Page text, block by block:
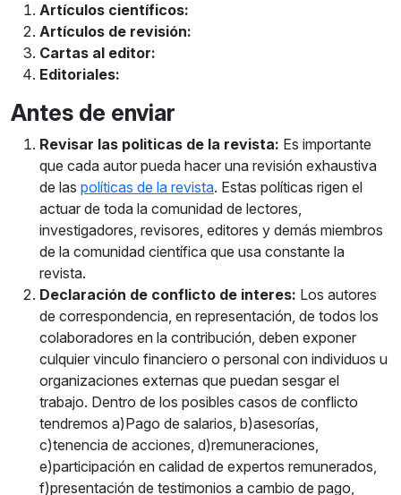
Artículos científicos:
Artículos de revisión:
Cartas al editor:
Editoriales:
Antes de enviar
Revisar las politicas de la revista: Es importante
que cada autor pueda hacer una revisión exhaustiva
de las políticas de la revista. Estas políticas rigen el
actuar de toda la comunidad de lectores,
investigadores, revisores, editores y demás miembros
de la comunidad científica que usa constante la
revista.
Declaración de conflicto de interes: Los autores
de correspondencia, en representación, de todos los
colaboradores en la contribución, deben exponer
culquier vinculo financiero o personal con individuos u
organizaciones externas que puedan sesgar el
trabajo. Dentro de los posibles casos de conflicto
tendremos a)Pago de salarios, b)asesorías,
c)tenencia de acciones, d)remuneraciones,
e)participación en calidad de expertos remunerados,
f)presentación de testimonios a cambio de pago,